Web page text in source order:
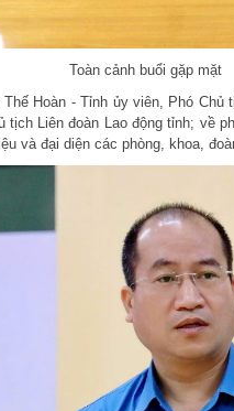
Toàn cảnh buổi gặp mặt
Hoàn - Tỉnh ủy viên, Phó
Liên đoàn Lao động tỉnh; về
và đại diện các phòng, khoa,